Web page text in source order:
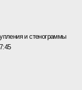
и стенограммы